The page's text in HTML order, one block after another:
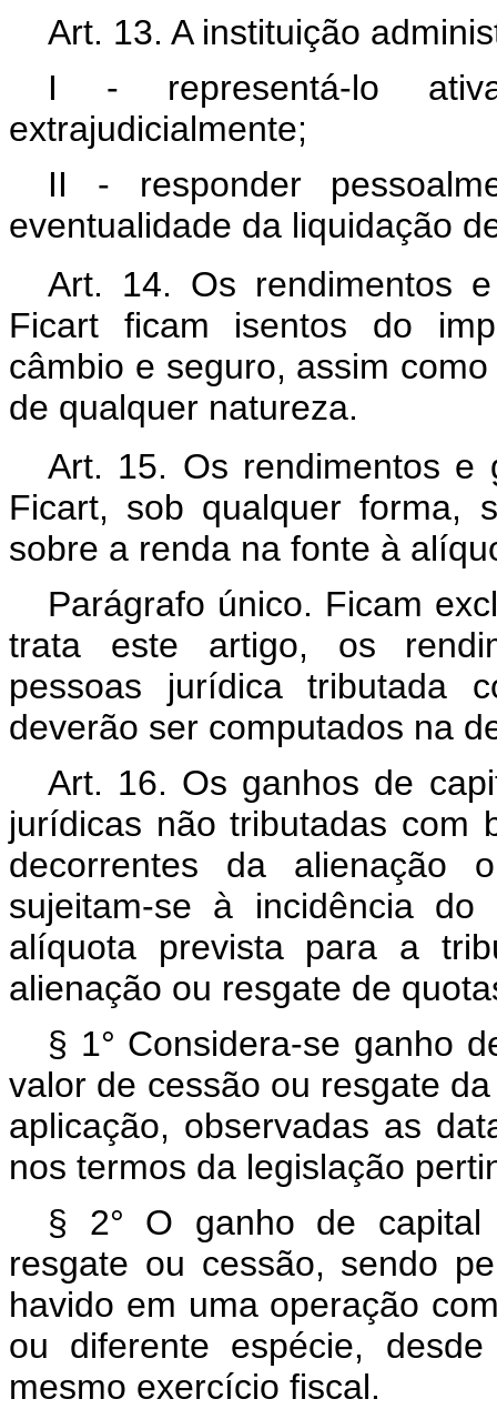
Art. 13. A instituição
I - representá-lo
extrajudicialmente;
II - responder
eventualidade da liquidação
Art. 14. Os rendimentos
Ficart ficam isentos do
câmbio e seguro, assim
de qualquer natureza.
Art. 15. Os rendimentos e
Ficart, sob qualquer forma,
sobre a renda na fonte à
Parágrafo único. Ficam
trata este artigo, os
pessoas jurídica tributada
deverão ser computados na
Art. 16. Os ganhos de
jurídicas não tributadas com
decorrentes da alienação
sujeitam-se à incidência
alíquota prevista para a
alienação ou resgate de
§ 1° Considera-se ganho
valor de cessão ou resgate
aplicação, observadas as
nos termos da legislação
§ 2° O ganho de
resgate ou cessão, sendo
havido em uma operação
ou diferente espécie,
mesmo exercício fiscal.